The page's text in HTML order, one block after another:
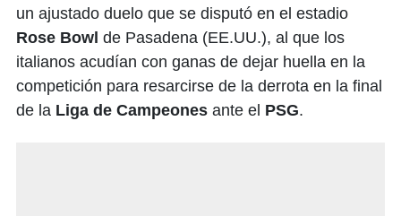
un ajustado duelo que se disputó en el estadio
Rose Bowl de Pasadena (EE.UU.), al que los
italianos acudían con ganas de dejar huella en la
competición para resarcirse de la derrota en la final
de la Liga de Campeones ante el PSG.